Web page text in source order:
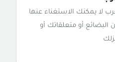
لا يمكنك الاستغناء عنها
أو متعلقاتك أو